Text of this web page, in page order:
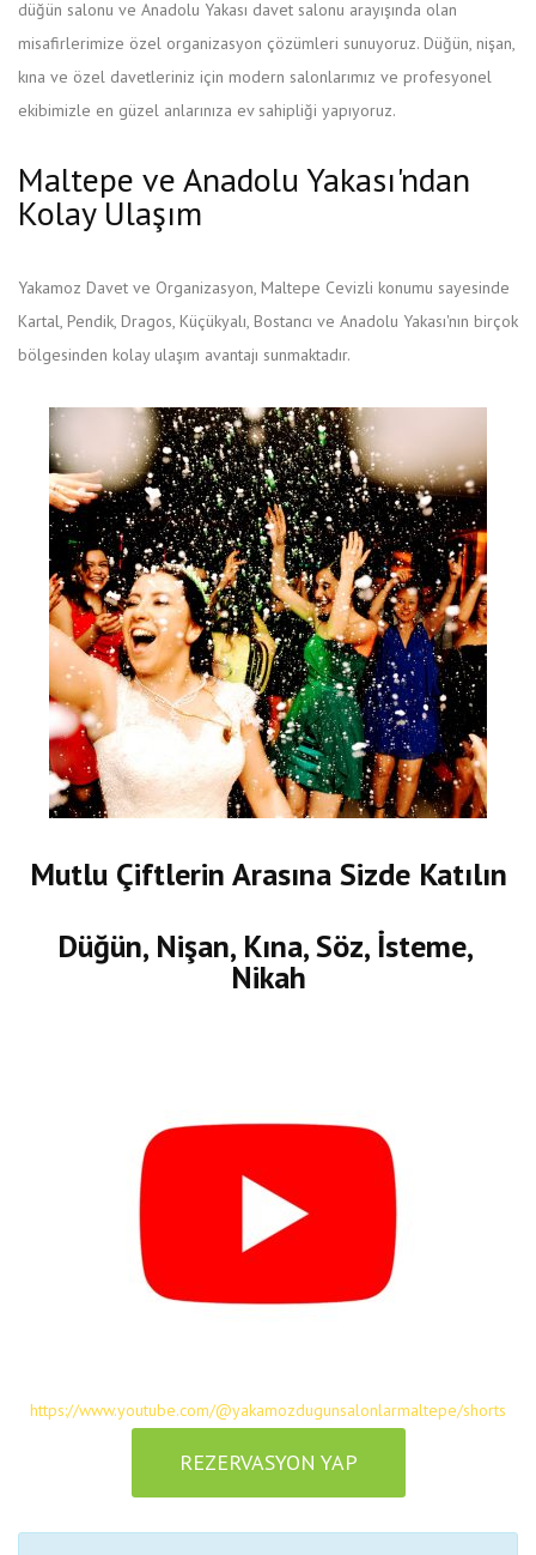
düğün salonu ve Anadolu Yakası davet salonu arayışında olan
misafirlerimize özel organizasyon çözümleri sunuyoruz. Düğün, nişan,
kına ve özel davetleriniz için modern salonlarımız ve profesyonel
ekibimizle en güzel anlarınıza ev sahipliği yapıyoruz.
Maltepe ve Anadolu Yakası'ndan
Kolay Ulaşım
Yakamoz Davet ve Organizasyon, Maltepe Cevizli konumu sayesinde
Kartal, Pendik, Dragos, Küçükyalı, Bostancı ve Anadolu Yakası'nın birçok
bölgesinden kolay ulaşım avantajı sunmaktadır.
Mutlu Çiftlerin Arasına Sizde Katılın
Düğün, Nişan, Kına, Söz, İsteme,
Nikah
https://www.youtube.com/@yakamozdugunsalonlarmaltepe/shorts
REZERVASYON YAP